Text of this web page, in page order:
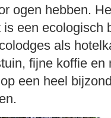
ogen hebben.
een ecologisch
als
fijne koffie en
een heel